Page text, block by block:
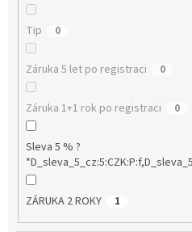
Tip 0
Záruka 5 let po registraci 0
Záruka 1+1 rok po registraci 0
Sleva 5 % ?
ZÁRUKA 2 ROKY 1